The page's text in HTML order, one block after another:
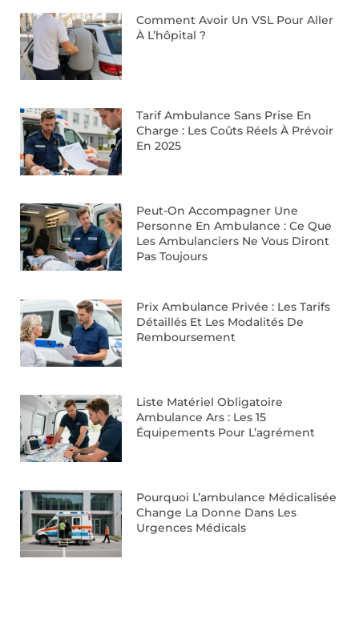
Comment Avoir Un VSL Pour Aller
À L’hôpital ?
Tarif Ambulance Sans Prise En
Charge : Les Coûts Réels À Prévoir
En 2025
Peut-On Accompagner Une
Personne En Ambulance : Ce Que
Les Ambulanciers Ne Vous Diront
Pas Toujours
Prix Ambulance Privée : Les Tarifs
Détaillés Et Les Modalités De
Remboursement
Liste Matériel Obligatoire
Ambulance Ars : Les 15
Équipements Pour L’agrément
Pourquoi L’ambulance Médicalisée
Change La Donne Dans Les
Urgences Médicals